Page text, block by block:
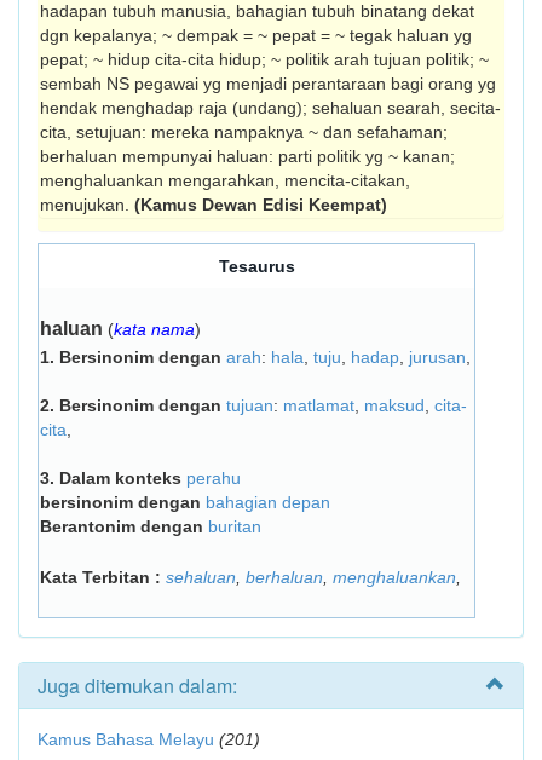
hadapan tubuh manusia, bahagian tubuh binatang dekat
dgn kepalanya; ~ dempak = ~ pepat = ~ tegak haluan yg
pepat; ~ hidup cita-cita hidup; ~ politik arah tujuan politik; ~
sembah NS pegawai yg menjadi perantaraan bagi orang yg
hendak menghadap raja (undang); sehaluan searah, secita-
cita, setujuan: mereka nampaknya ~ dan sefahaman;
berhaluan mempunyai haluan: parti politik yg ~ kanan;
menghaluankan mengarahkan, mencita-citakan,
menujukan. (Kamus Dewan Edisi Keempat)
Tesaurus
haluan (kata nama)
1. Bersinonim dengan arah: hala tuju hadap jurusan
2. Bersinonim dengan tujuan: matlamat maksud cita-
cita
3. Dalam konteks perahu
bersinonim dengan bahagian depan
Berantonim dengan buritan
Kata Terbitan : sehaluan berhaluan menghaluankan
Juga ditemukan dalam:
Kamus Bahasa Melayu (201)